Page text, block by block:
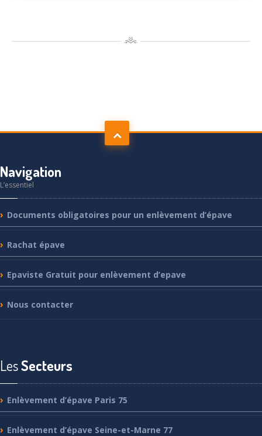
Navigation
L’essentiel
Documents obligatoires pour un enlèvement d’épave
Rachat épave
Epaviste Gratuit pour enlèvement d’epave
Nous contacter
LesSecteurs
Enlèvement d’épave Paris 75
Enlèvement d’épave Seine-et-Marne 77